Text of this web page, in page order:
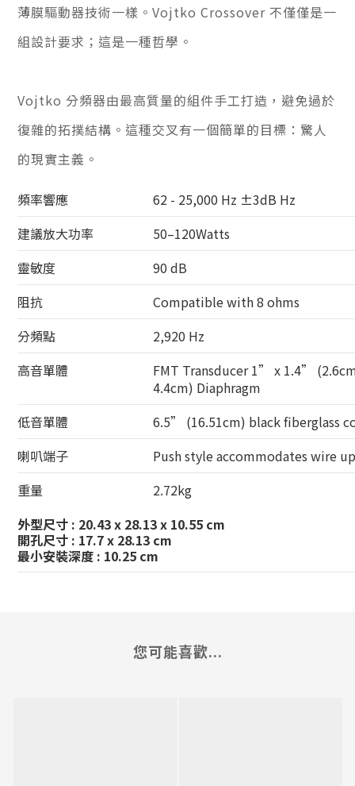
薄膜驅動器技術一樣。Vojtko Crossover 不僅僅是一
組設計要求；這是一種哲學。
Vojtko 分頻器由最高質量的組件手工打造，避免過於
復雜的拓撲結構。這種交叉有一個簡單的目標：驚人
的現實主義。
頻率響應
62 - 25,000 Hz ±3dB Hz
建議放大功率
50–120Watts
靈敏度
90 dB
阻抗
Compatible with 8 ohms
分頻點
2,920 Hz
高音單體
FMT Transducer 1” x 1.4”
4.4cm) Diaphragm
低音單體
6.5” (16.51cm) black fiberglass
喇叭端子
Push style accommodates wire
重量
2.72kg
外型尺寸 : 20.43 x 28.13 x 10.55 cm
開孔尺寸 : 17.7 x 28.13 cm
最小安裝深度 : 10.25 cm
您可能喜歡...